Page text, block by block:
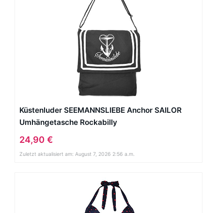
Küstenluder SEEMANNSLIEBE Anchor SAILOR
Umhängetasche Rockabilly
24,90 €
Zuletzt aktualisiert am: August 7, 2026 2:56 a.m.